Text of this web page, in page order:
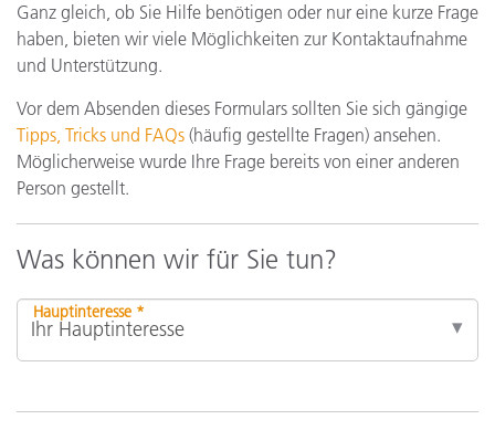
Ganz gleich, ob Sie Hilfe benötigen oder nur eine kurze Frage
haben, bieten wir viele Möglichkeiten zur Kontaktaufnahme
und Unterstützung.
Vor dem Absenden dieses Formulars sollten Sie sich gängige
Tipps, Tricks und FAQs (häufig gestellte Fragen) ansehen.
Möglicherweise wurde Ihre Frage bereits von einer anderen
Person gestellt.
Was können wir für Sie tun?
Hauptinteresse *